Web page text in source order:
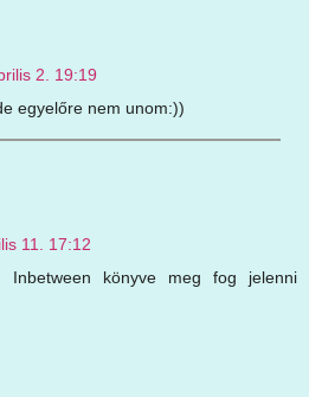
2. 19:19
egyelőre nem unom:))
11. 17:12
könyve meg fog jelenni